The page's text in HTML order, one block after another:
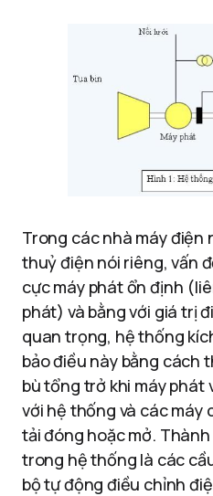
Trong các nhà máy điện
thuỷ điện nói riêng, vấn
cực máy phát ổn định
phát) và bằng với giá trị
quan trọng, hệ thống
bảo điều này bằng cách
bù tổng trở khi máy phát
với hệ thống và các máy
tải đóng hoặc mở.
trong hệ thống là các
bộ tự động điều chỉnh